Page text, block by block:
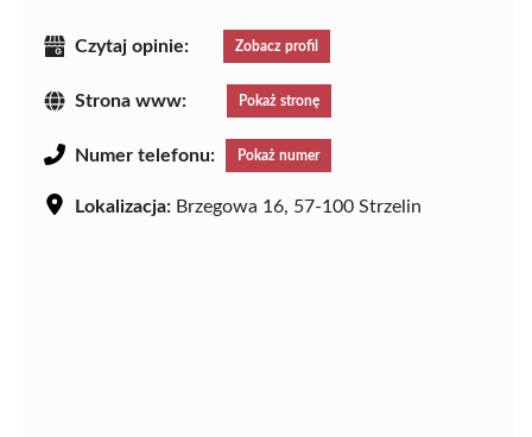
Czytaj opinie: Zobacz profil
Strona www: Pokaż stronę
Numer telefonu: Pokaż numer
Lokalizacja: Brzegowa 16, 57-100 Strzelin